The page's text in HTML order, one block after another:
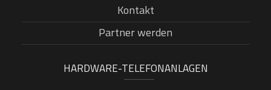
Kontakt
Partner werden
HARDWARE-TELEFONANLAGEN